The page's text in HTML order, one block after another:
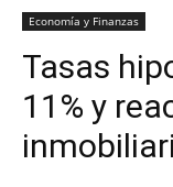
Economía y Finanzas
Tasas
11% y